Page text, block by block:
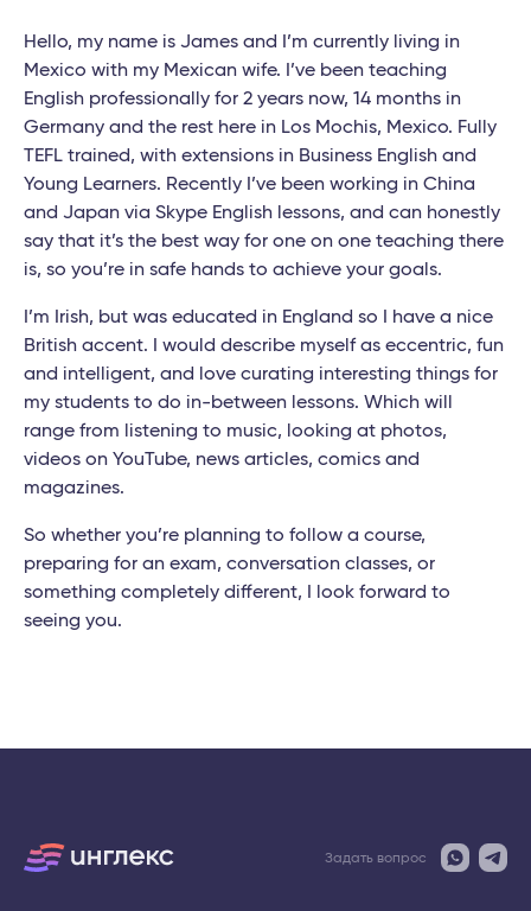
Hello, my name is James and I’m currently living in
Mexico with my Mexican wife. I’ve been teaching
English professionally for 2 years now, 14 months in
Germany and the rest here in Los Mochis, Mexico. Fully
TEFL trained, with extensions in Business English and
Young Learners. Recently I’ve been working in China
and Japan via Skype English lessons, and can honestly
say that it’s the best way for one on one teaching there
is, so you’re in safe hands to achieve your goals.
I’m Irish, but was educated in England so I have a nice
British accent. I would describe myself as eccentric, fun
and intelligent, and love curating interesting things for
my students to do in-between lessons. Which will
range from listening to music, looking at photos,
videos on YouTube, news articles, comics and
magazines.
So whether you’re planning to follow a course,
preparing for an exam, conversation classes, or
something completely different, I look forward to
seeing you.
Задать вопрос